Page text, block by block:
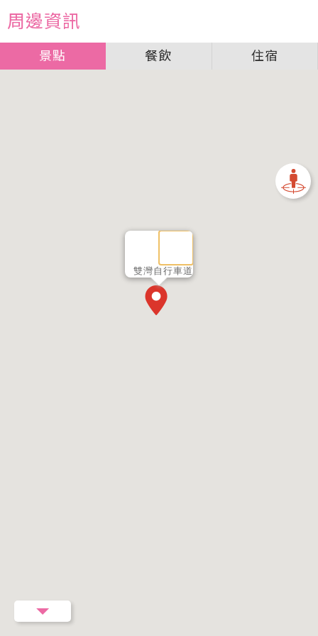
雙灣自行車道
周邊資訊
景點 餐飲 住宿